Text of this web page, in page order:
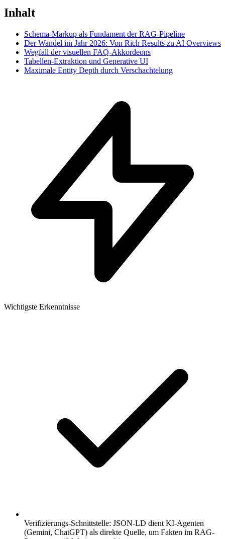
Inhalt
Schema-Markup als Fundament der RAG-Pipeline
Der Wandel im Jahr 2026: Von Rich Results zu AI Overviews
Wegfall der visuellen FAQ-Akkordeons
Tabellen-Extraktion und Generative UI
Maximale Entity Depth durch Verschachtelung
Wichtigste Erkenntnisse
Verifizierungs-Schnittstelle: JSON-LD dient KI-Agenten
(Gemini, ChatGPT) als direkte Quelle, um Fakten im RAG-